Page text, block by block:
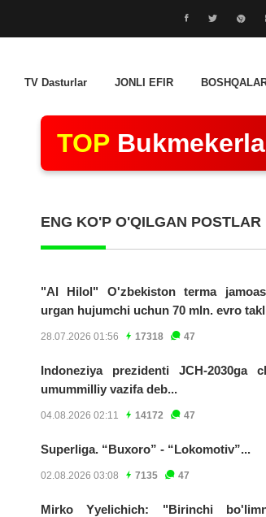
TV Dasturlar JONLI EFIR
TOP
ENG KO'P O'QILGAN POSTLAR
"Al Hilol" O'zbekiston terma
urgan hujumchi uchun 70 mln. evro
28.07.2026 01:56 17318 47
Indoneziya prezidenti JCH-2030ga
umummilliy vazifa deb...
04.08.2026 02:11 14172 47
Superliga. “Buxoro” - “Lokomotiv”...
02.08.2026 03:08 7135 47
Mirko Yyelichich: "Birinchi